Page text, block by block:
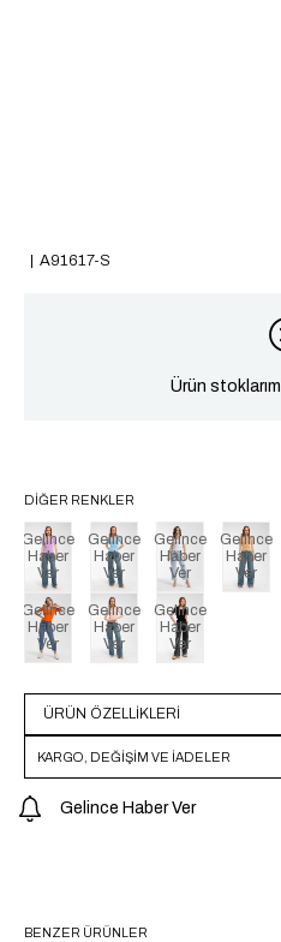
A91617-S
Ürün
DIĞER RENKLER
Gelince
Haber
Ver
Gelince
Haber
Ver
Gelince
Haber
Ver
Gelince
Haber
Ver
Gelince
Haber
Ver
Gelince
Haber
Ver
Gelince
Haber
Ver
ÜRÜN ÖZELLIKLERI
KARGO, DEĞİŞİM VE İADELER
Gelince Haber Ver
BENZER ÜRÜNLER